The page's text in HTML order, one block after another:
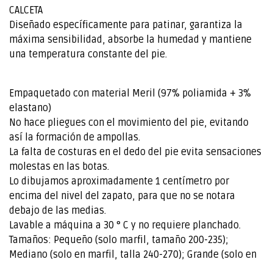
CALCETA
Diseñado específicamente para patinar, garantiza la
máxima sensibilidad, absorbe la humedad y mantiene
una temperatura constante del pie.
Empaquetado con material Meril (97% poliamida + 3%
elastano)
No hace pliegues con el movimiento del pie, evitando
así la formación de ampollas.
La falta de costuras en el dedo del pie evita sensaciones
molestas en las botas.
Lo dibujamos aproximadamente 1 centímetro por
encima del nivel del zapato, para que no se notara
debajo de las medias.
Lavable a máquina a 30 ° C y no requiere planchado.
Tamaños: Pequeño (solo marfil, tamaño 200-235);
Mediano (solo en marfil, talla 240-270); Grande (solo en